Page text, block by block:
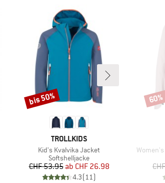
MARKE
TROLLKIDS
Artikel
Kid's Kvalvika Jacket
Produktgruppe
Softshelljacke
Preis
CHF 53.95 reduzierter Preis
ab CHF 26.98
4.3(11)
Rabatt
bis 50%
Artikel
60%